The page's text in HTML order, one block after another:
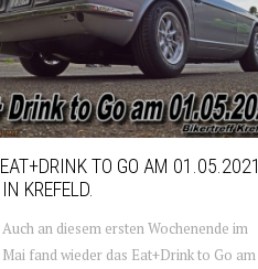
EAT+DRINK TO GO AM 01.05.2021
IN KREFELD.
Auch an diesem ersten Wochenende im
Mai fand wieder das Eat+Drink to Go am